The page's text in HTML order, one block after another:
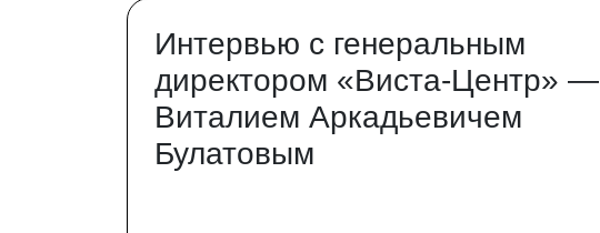
Интервью с генеральным
директором «Виста-Центр» —
Виталием Аркадьевичем
Булатовым